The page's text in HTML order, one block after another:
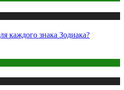
каждого знака Зодиака?